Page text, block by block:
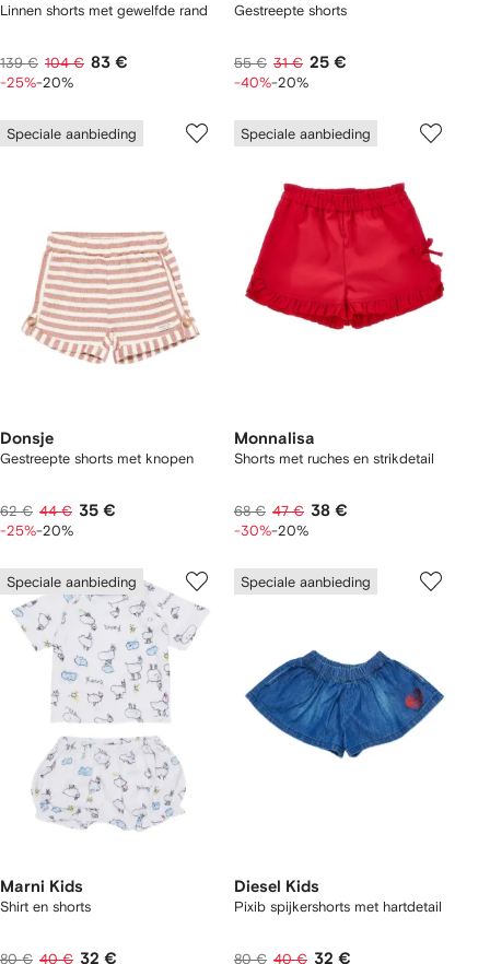
Linnen shorts met gewelfde rand
139 € 104 € 83 €
-25%-20%
Gestreepte shorts
55 € 31 € 25 €
-40%-20%
Speciale aanbieding
Donsje
Gestreepte shorts met knopen
62 € 44 € 35 €
-25%-20%
Speciale aanbieding
Monnalisa
Shorts met ruches en strikdetail
68 € 47 € 38 €
-30%-20%
Speciale aanbieding
Marni Kids
Shirt en shorts
80 € 40 € 32 €
Speciale aanbieding
Diesel Kids
Pixib spijkershorts met hartdetail
80 € 40 € 32 €